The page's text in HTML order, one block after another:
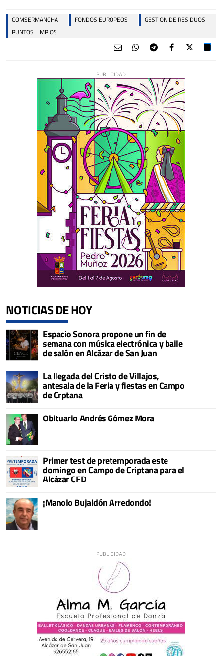
COMSERMANCHA FONDOS EUROPEOS
GESTION DE RESIDUOS
PUNTOS LIMPIOS
NOTICIAS DE HOY
Espacio Sonora propone un fin de
semana con música electrónica y baile
de salón en Alcázar de San Juan
La llegada del Cristo de Villajos,
antesala de la Feria y fiestas en Campo
de Crptana
Obituario Andrés Gómez Mora
Primer test de pretemporada este
domingo en Campo de Criptana para el
Alcázar CFD
¡Manolo Bujaldón Arredondo!